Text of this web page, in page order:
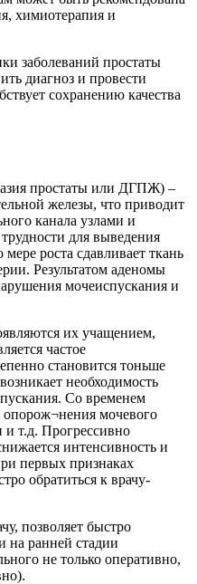
химиотерапия и
заболеваний простаты
диагноз и провести
сохранению качества
простаты или ДГПЖ) –
железы, что приводит
канала узлами и
для выведения
роста сдавливает ткань
Результатом аденомы
мочеиспускания и
их учащением,
частое
становится тоньше
необходимость
Со временем
мочевого
и т.д. Прогрессивно
интенсивность и
первых признаках
обратиться к врачу-
позволяет быстро
на ранней стадии
не только оперативно,